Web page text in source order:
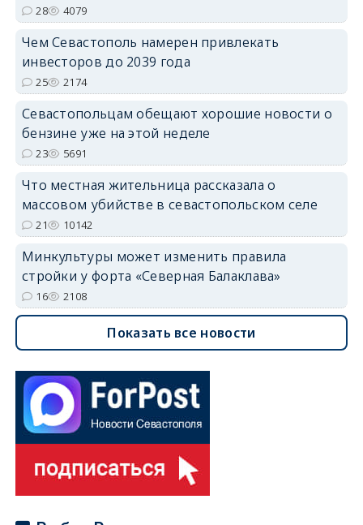
28 4079
Чем Севастополь намерен привлекать
инвесторов до 2039 года
25 2174
Севастопольцам обещают хорошие новости о
бензине уже на этой неделе
23 5691
Что местная жительница рассказала о
массовом убийстве в севастопольском селе
21 10142
Минкультуры может изменить правила
стройки у форта «Северная Балаклава»
16 2108
Показать все новости